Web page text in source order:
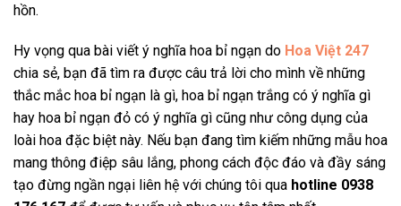
hồn.
Hy vọng qua bài viết ý nghĩa hoa bỉ ngạn do Hoa Việt 247
chia sẻ, bạn đã tìm ra được câu trả lời cho mình về những
thắc mắc hoa bỉ ngạn là gì, hoa bỉ ngạn trắng có ý nghĩa gì
hay hoa bỉ ngạn đỏ có ý nghĩa gì cũng như công dụng của
loài hoa đặc biệt này. Nếu bạn đang tìm kiếm những mẫu hoa
mang thông điệp sâu lắng, phong cách độc đáo và đầy sáng
tạo đừng ngần ngại liên hệ với chúng tôi qua hotline 0938